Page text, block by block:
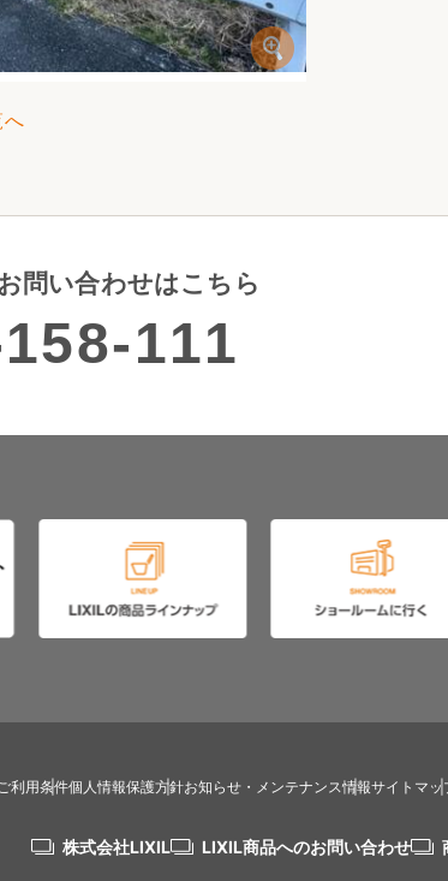
へ
問い合わせはこちら
111
ご利用条件個人情報保護方針お知らせ・メンテナンス情報サイトマッ
株式会社LIXIL LIXIL商品へのお問い合わせ